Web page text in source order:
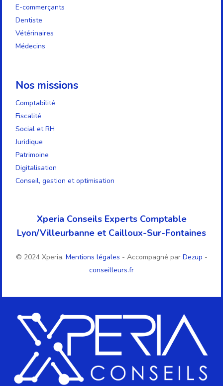
E-commerçants
Dentiste
Vétérinaires
Médecins
Nos missions
Comptabilité
Fiscalité
Social et RH
Juridique
Patrimoine
Digitalisation
Conseil, gestion et optimisation
Xperia Conseils Experts Comptable
Lyon/Villeurbanne et Cailloux-Sur-Fontaines
© 2024 Xperia. Mentions légales - Accompagné par Dezup -
conseilleurs.fr